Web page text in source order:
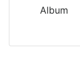
Album